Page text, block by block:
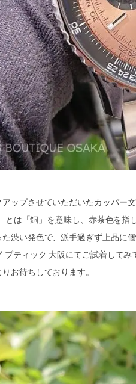
ップさせていただいたカッパー
とは「銅」を意味し、赤茶色を指
渋い発色で、派手過ぎず上品に
ブティック 大阪にてご試着してみ
お待ちしております。